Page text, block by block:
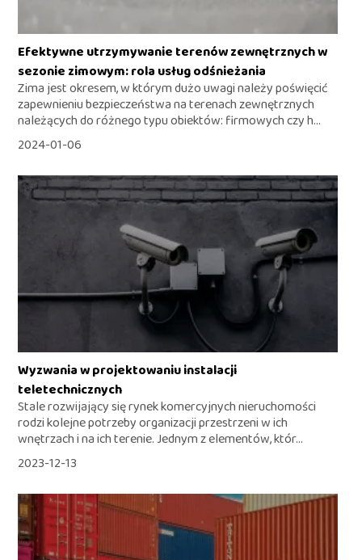
Efektywne utrzymywanie terenów zewnętrznych w
sezonie zimowym: rola usług odśnieżania
Zima jest okresem, w którym dużo uwagi należy poświęcić
zapewnieniu bezpieczeństwa na terenach zewnętrznych
należących do różnego typu obiektów: firmowych czy h...
2024-01-06
Wyzwania w projektowaniu instalacji
teletechnicznych
Stale rozwijający się rynek komercyjnych nieruchomości
rodzi kolejne potrzeby organizacji przestrzeni w ich
wnętrzach i na ich terenie. Jednym z elementów, któr...
2023-12-13